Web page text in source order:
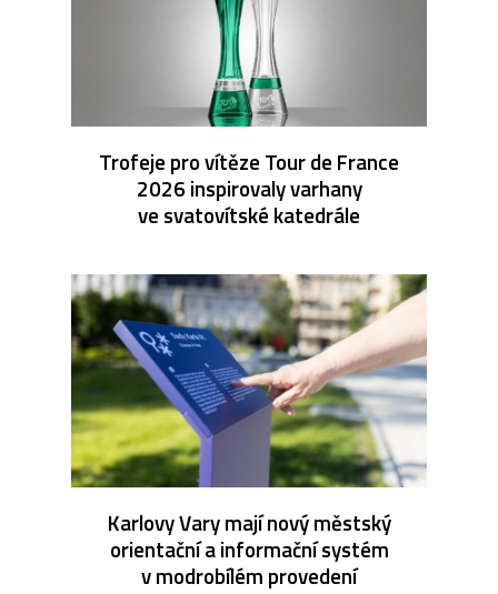
Trofeje pro vítěze Tour de France
2026 inspirovaly varhany
ve svatovítské katedrále
Karlovy Vary mají nový městský
orientační a informační systém
v modrobílém provedení